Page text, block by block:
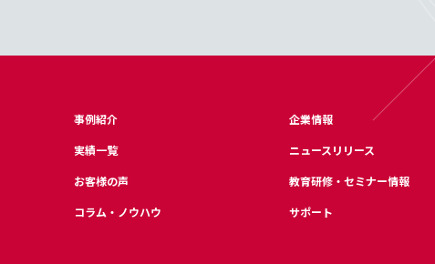
事例紹介
実績一覧
お客様の声
コラム・ノウハウ
企業情報
ニュースリリース
教育研修・セミナー情報
サポート